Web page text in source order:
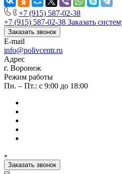
+7 (915) 587-02-38
+7 (915) 587-02-38 Заказать
Заказать звонок
E-mail
info@polivcentr.ru
Адрес
г. Воронеж
Режим работы
Пн. – Пт.: с 9:00 до 18:00
Заказать звонок